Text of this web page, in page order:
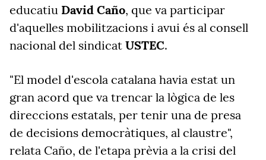
educatiu David Caño, que va participar
d'aquelles mobilitzacions i avui és al consell
nacional del sindicat USTEC.
"El model d'escola catalana havia estat un
gran acord que va trencar la lògica de les
direccions estatals, per tenir una de presa
de decisions democràtiques, al claustre",
relata Caño, de l'etapa prèvia a la crisi del